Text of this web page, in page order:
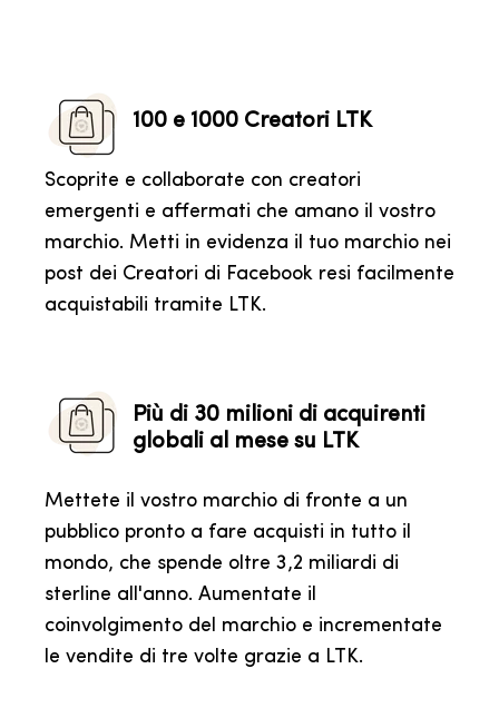
100 e 1000 Creatori LTK
Scoprite e collaborate con creatori
emergenti e affermati che amano il vostro
marchio. Metti in evidenza il tuo marchio nei
post dei Creatori di Facebook resi facilmente
acquistabili tramite LTK.
Più di 30 milioni di acquirenti
globali al mese su LTK
Mettete il vostro marchio di fronte a un
pubblico pronto a fare acquisti in tutto il
mondo, che spende oltre 3,2 miliardi di
sterline all'anno. Aumentate il
coinvolgimento del marchio e incrementate
le vendite di tre volte grazie a LTK.